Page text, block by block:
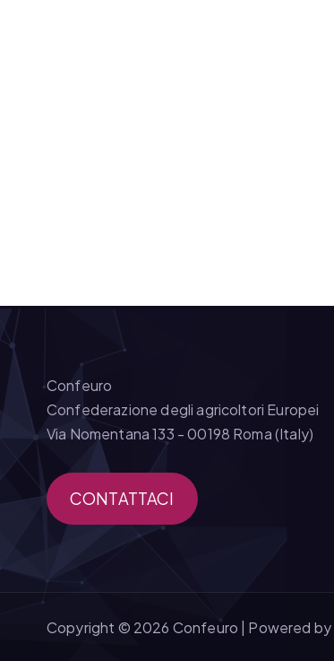
Confeuro
Confederazione degli agricoltori Europei
Via Nomentana 133 - 00198 Roma (Italy)
CONTATTACI
Copyright © 2026 Confeuro | Powered by